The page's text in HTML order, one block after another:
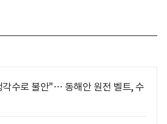
각수로 불안"… 동해안 원전 벨트, 수